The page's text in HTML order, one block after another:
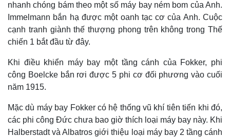
nhanh chóng bám theo một số máy bay ném bom của Anh.
Immelmann bắn hạ được một oanh tạc cơ của Anh. Cuộc
cạnh tranh giành thế thượng phong trên không trong Thế
chiến 1 bắt đầu từ đây.
Khi điều khiển máy bay một tầng cánh của Fokker, phi
công Boelcke bắn rơi được 5 phi cơ đối phương vào cuối
năm 1915.
Mặc dù máy bay Fokker có hệ thống vũ khí tiên tiến khi đó,
các phi công Đức chưa bao giờ thích loại máy bay này. Khi
Halberstadt và Albatros giới thiệu loại máy bay 2 tầng cánh